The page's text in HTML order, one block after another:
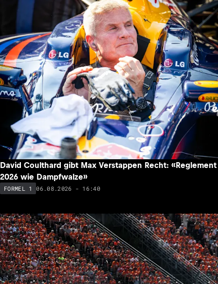
David Coulthard gibt Max Verstappen Recht: «Reglement
2026 wie Dampfwalze»
FORMEL 1 06.08.2026 - 16:40